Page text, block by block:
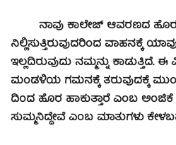
ನಾವು ಕಾಲೇಜ್ ಆವರಣದ
ನಿಲ್ಲಿಸುತ್ತಿರುವುದರಿಂದ ವಾಹನಕ್ಕೆ
ಇಲ್ಲದಿರುವುದು ನಮ್ಮನ್ನು
ಮಂಡಳಿಯ ಗಮನಕ್ಕೆ ತರುವುದಕ್ಕೆ
ದಿಂದ ಹೊರ ಹಾಕುತ್ತಾರೆ ಎಂಬ ಅಂಜಿಕೆ
ಸುಮ್ಮನಿದ್ದೇವೆ ಎಂಬ ಮಾತುಗಳು